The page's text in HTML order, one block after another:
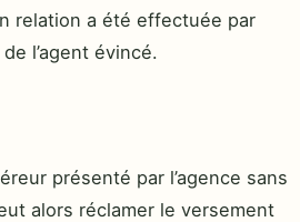
relation a été effectuée par
l’agent évincé.
présenté par l’agence sans
alors réclamer le versement